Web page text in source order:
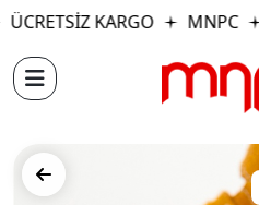
ÜCRETSİZ KARGO MNPC